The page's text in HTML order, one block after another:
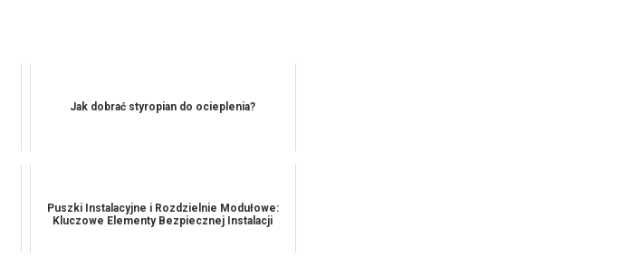
Jak dobrać styropian do ocieplenia?
Puszki Instalacyjne i Rozdzielnie Modułowe:
Kluczowe Elementy Bezpiecznej Instalacji